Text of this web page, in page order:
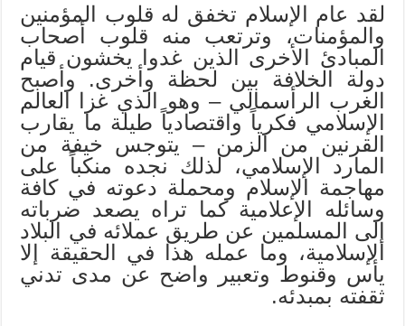
لقد عام الإسلام تخفق له قلوب المؤمنين
والمؤمنات، وترتعب منه قلوب أصحاب
المبادئ الأخرى الذين غدوا يخشون قيام
دولة الخلافة بين لحظة وأخرى. وأصبح
الغرب الرأسمالي – وهو الذي غزا العالم
الإسلامي فكرياً واقتصادياً طيلة ما يقارب
القرنين من الزمن – يتوجس خيفة من
المارد الإسلامي، لذلك نجده منكباً على
مهاجمة الإسلام ومحملة دعوته في كافة
وسائله الإعلامية كما تراه يصعد ضرباته
إلى المسلمين عن طريق عملائه في البلاد
الإسلامية، وما عمله هذا في الحقيقة إلا
يأس وقنوط وتعبير واضح عن مدى تدني
ثقفته بمبدئه.